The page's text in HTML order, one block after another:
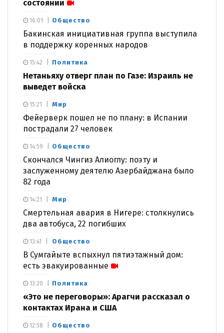
состоянии
Общество
Бакинская инициативная группа выступила
в поддержку коренных народов
16:01
Политика
Нетаньяху отверг план по Газе: Израиль не
выведет войска
15:42
Мир
Фейерверк пошел не по плану: в Испании
пострадали 27 человек
15:21
Общество
Скончался Чингиз Алиоглу: поэту и
заслуженному деятелю Азербайджана было
82 года
14:59
Мир
Смертельная авария в Нигере: столкнулись
два автобуса, 22 погибших
14:21
Общество
В Сумгайыте вспыхнул пятиэтажный дом:
есть эвакуированные
13:41
Политика
«Это не переговоры»: Арагчи рассказал о
контактах Ирана и США
13:20
Общество
12:58